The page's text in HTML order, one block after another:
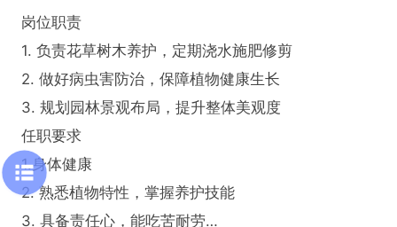
岗位职责
1. 负责花草树木养护，定期浇水施肥修剪
2. 做好病虫害防治，保障植物健康生长
3. 规划园林景观布局，提升整体美观度
任职要求
1.身体健康
2. 熟悉植物特性，掌握养护技能
3. 具备责任心，能吃苦耐劳